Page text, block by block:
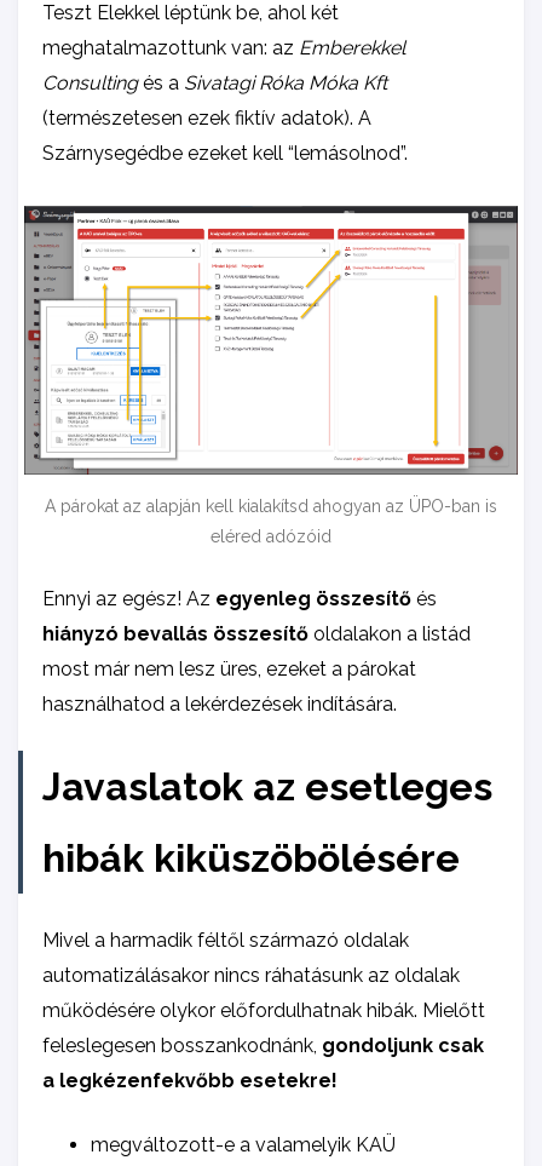
Teszt Elekkel léptünk be, ahol két
meghatalmazottunk van: az Emberekkel
Consultingés a Sivatagi Róka Móka Kft
(természetesen ezek fiktív adatok). A
Szárnysegédbe ezeket kell “lemásolnod”.
A párokat az alapján kell kialakítsd ahogyan az ÜPO-ban is
eléred adózóid
Ennyi az egész! Az egyenleg összesítő és
hiányzó bevallás összesítő oldalakon a listád
most már nem lesz üres, ezeket a párokat
használhatod a lekérdezések indítására.
Javaslatok az esetleges
hibák kiküszöbölésére
Mivel a harmadik féltől származó oldalak
automatizálásakor nincs ráhatásunk az oldalak
működésére olykor előfordulhatnak hibák. Mielőtt
feleslegesen bosszankodnánk, gondoljunk csak
a legkézenfekvőbb esetekre!
megváltozott-e a valamelyik KAÜ